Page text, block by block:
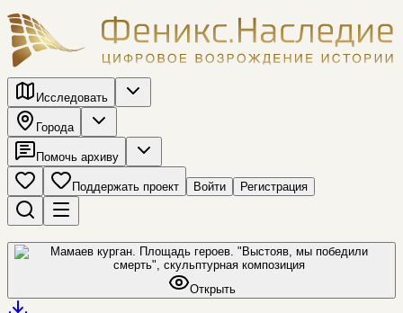
Исследовать
Города
Помочь архиву
Поддержать проект Войти Регистрация
Открыть